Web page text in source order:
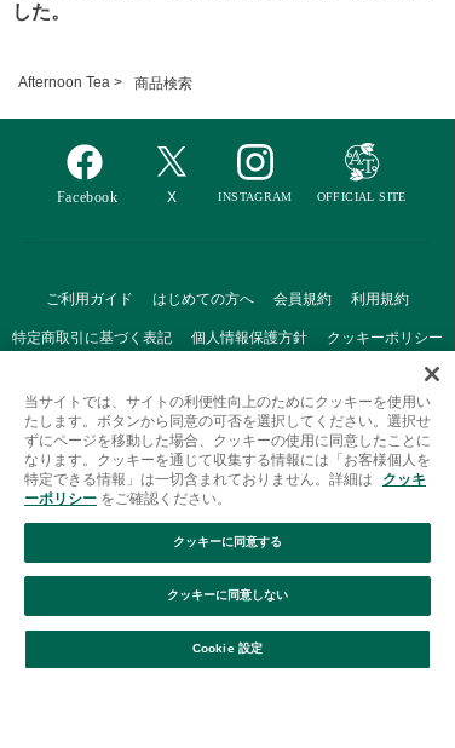
絞り込み 並び替え
した。
Afternoon Tea > 商品検索
ご利用ガイド はじめての方へ 会員規約 利用規約
特定商取引に基づく表記 個人情報保護方針 クッキーポリシー
Afternoon Tea(アフタヌーンティー)公式オンラインストアで
は、
キッチン・ダイニングなどの生活雑貨、紅茶・焼き菓子など、
毎日新商品をご用意しています。
当サイトでは、サイトの利便性向上のためにクッキーを使用い
たします。ボタンから同意の可否を選択してください。選択せ
ずにページを移動した場合、クッキーの使用に同意したことに
なります。クッキーを通じて収集する情報には「お客様個人を
特定できる情報」は一切含まれておりません。詳細は
クッキ
ーポリシー をご確認ください。
Cookie 設定
クッキーに同意しない
クッキーに同意する